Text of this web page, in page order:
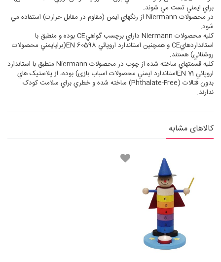
براي ايمني تست مي شوند.
در محصولات Niermann از رنگهاي ايمن (مقاوم در مقابل حرارت) استفاده مي
شود.
کليه محصولات Niermann داراي برچسب گواهيCE بوده و منطبق با
استانداردهايCE و همچنين استاندارد اروپائي EN 60598(برایايمني محصولات
روشنائي) هستند.
کليه قسمتهاي ساخته شده از چوب در محصولات Niermann منطبق با استاندارد
اروپائي EN 71استاندارد ايمني محصولات اسباب بازی) بوده، از پلاستيک هاي
بدون فتالات (Phthalate-Free) ساخته شده و خطري براي سلامت کودک
ندارند.
کالاهای مشابه